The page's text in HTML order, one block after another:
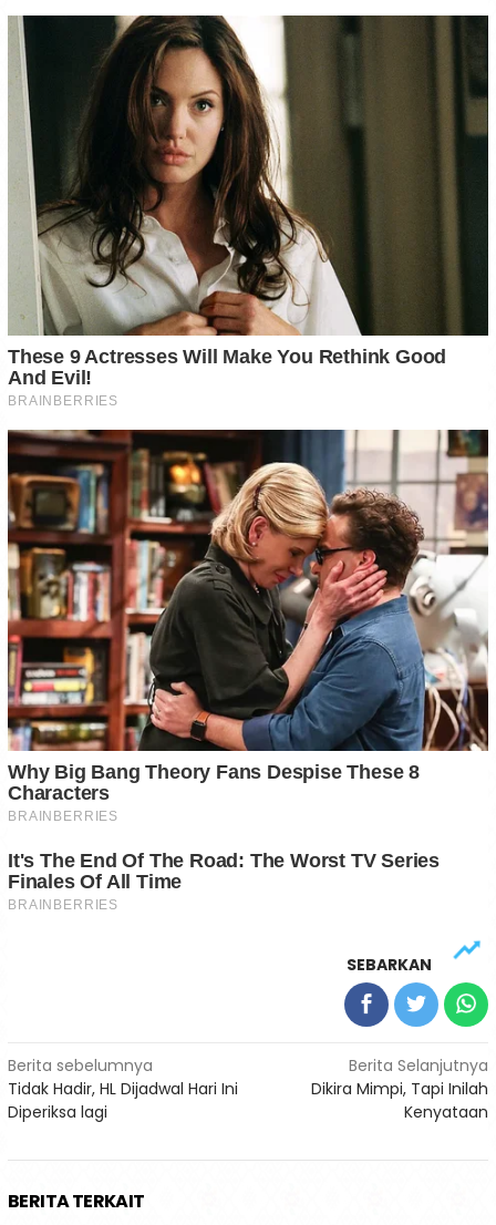
SEBARKAN
Navigasi
pos
Berita sebelumnya
Tidak Hadir, HL Dijadwal Hari Ini
Diperiksa lagi
Berita Selanjutnya
Dikira Mimpi, Tapi Inilah
Kenyataan
BERITA TERKAIT